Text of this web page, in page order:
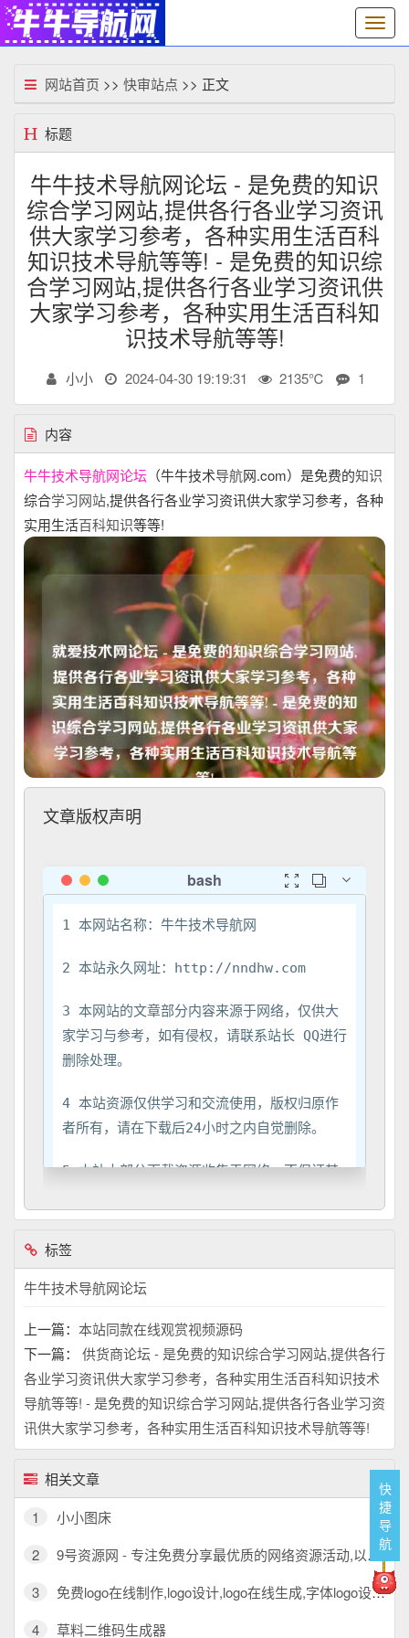
切
换
网站首页 >>快审站点 >> 正文
标题
牛牛技术导航网论坛 - 是免费的知识
综合学习网站,提供各行各业学习资讯
供大家学习参考，各种实用生活百科
知识技术导航等等! - 是免费的知识综
合学习网站,提供各行各业学习资讯供
大家学习参考，各种实用生活百科知
识技术导航等等!
小小 2024-04-30 19:19:31 2135℃ 1
内容
牛牛技术导航网论坛 （牛牛技术导航网.com）是免费的知识
综合学习网站,提供各行各业学习资讯供大家学习参考，各种
实用生活百科知识等等!
文章版权声明
3 本网站的文章部分内容来源于网络，仅供大
家学习与参考，如有侵权，请联系站长 QQ进行
4 本站资源仅供学习和交流使用，版权归原作
5 本站大部分下载资源收集于网络，不保证其
买和付费发生的侵权行为，使用者自行承担，
  
标签
牛牛技术导航网论坛
上一篇： 本站同款在线观赏视频源码
下一篇： 供货商论坛 - 是免费的知识综合学习网站,提供各行
各业学习资讯供大家学习参考，各种实用生活百科知识技术
导航等等! - 是免费的知识综合学习网站,提供各行各业学习资
讯供大家学习参考，各种实用生活百科知识技术导航等等!
相关文章
1
小小图床
2
9号资源网 - 专注免费分享最优质的网络资源活动,以及其他网络资源,技术导航分享网！
3
免费logo在线制作,logo设计,logo在线生成,字体logo设计,U钙网
4
草料二维码生成器
快
捷
导
航